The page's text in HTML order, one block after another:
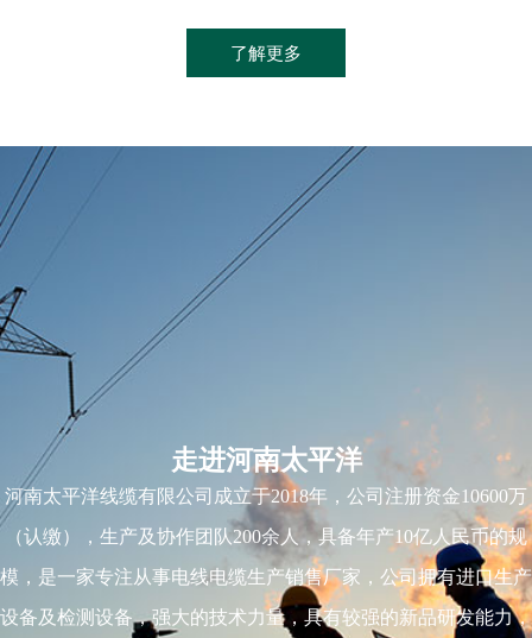
了解更多
走进河南太平洋
河南太平洋线缆有限公司成立于2018年，公司注册资金10600万
（认缴），生产及协作团队200余人，具备年产10亿人民币的规
模，是一家专注从事电线电缆生产销售厂家，公司拥有进口生产
设备及检测设备，强大的技术力量，具有较强的新品研发能力，